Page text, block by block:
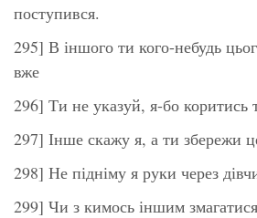
поступився.
295] В іншого ти кого-небудь
вже
296] Ти не указуй, я-бо коритись
297] Інше скажу я, а ти збережи
298] Не підніму я руки через
299] Чи з кимось іншим